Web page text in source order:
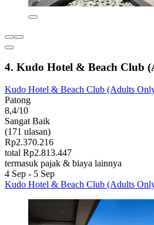
4. Kudo Hotel & Beach Club
Kudo Hotel & Beach Club (Adults
Patong
8,4/10
Sangat Baik
(171 ulasan)
Rp2.370.216
total Rp2.813.447
termasuk pajak & biaya lainnya
4 Sep - 5 Sep
Kudo Hotel & Beach Club (Adults